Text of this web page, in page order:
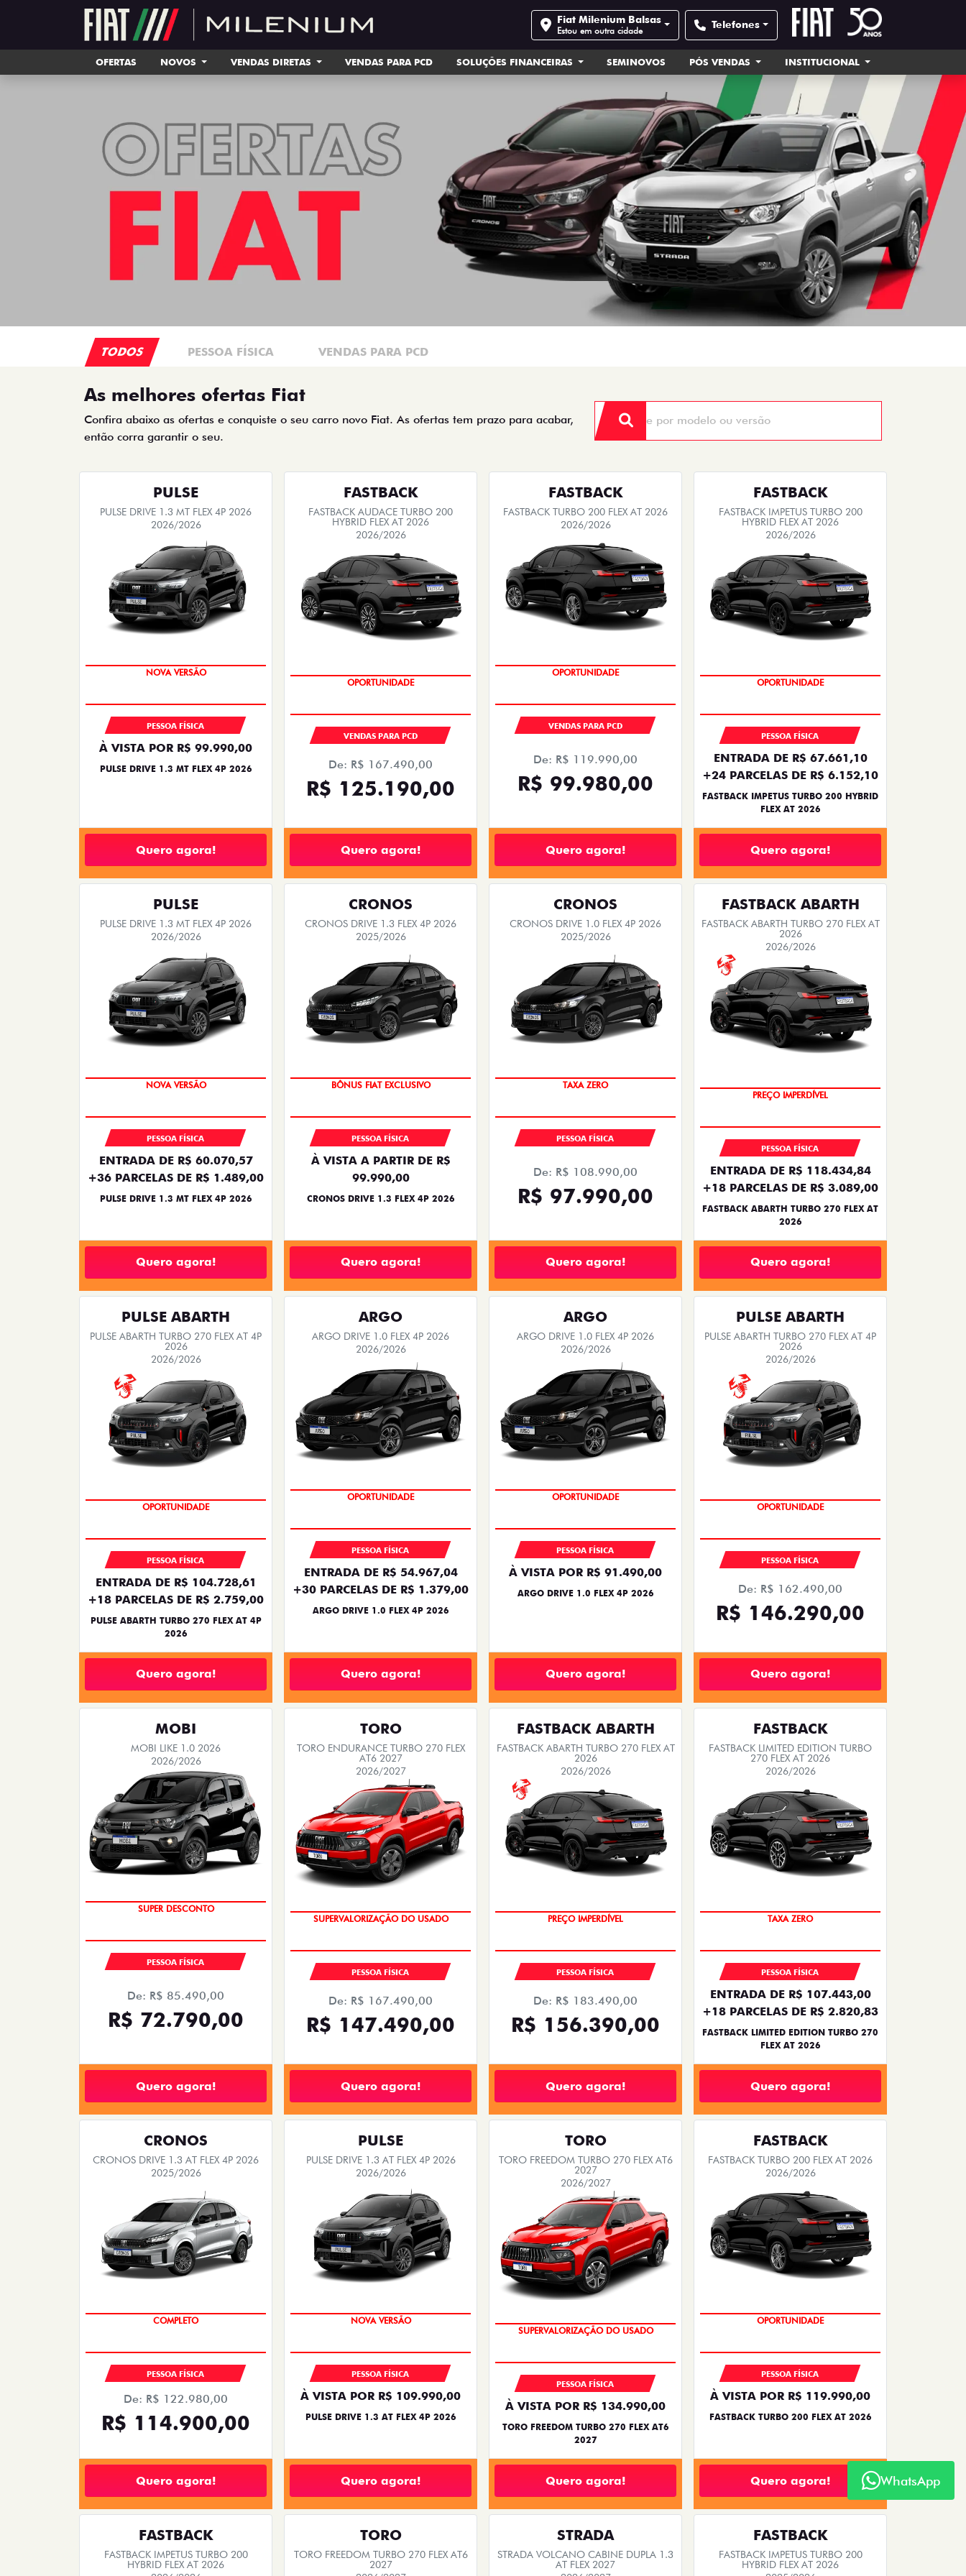
Fiat Milenium Balsas
Estou em outra cidade Telefones
OFERTAS NOVOS VENDAS DIRETAS VENDAS PARA PCD SOLUÇÕES FINANCEIRAS SEMINOVOS PÓS VENDAS INSTITUCIONAL
TODOS PESSOA FÍSICA VENDAS PARA PCD
As melhores ofertas Fiat
Confira abaixo as ofertas e conquiste o seu carro novo Fiat. As ofertas tem prazo para acabar,
então corra garantir o seu.
PULSE
PULSE DRIVE 1.3 MT FLEX 4P 2026
2026/2026
PREÇO IMPERDÍVEL
PESSOA FÍSICA
À VISTA POR R$ 99.990,00
PULSE DRIVE 1.3 MT FLEX 4P 2026
Quero agora!
FASTBACK
FASTBACK AUDACE TURBO 200
HYBRID FLEX AT 2026
2026/2026
OPORTUNIDADE
VENDAS PARA PCD
De: R$ 167.490,00
R$ 125.190,00
Quero agora!
FASTBACK
FASTBACK TURBO 200 FLEX AT 2026
2026/2026
OPORTUNIDADE
VENDAS PARA PCD
De: R$ 119.990,00
R$ 99.980,00
Quero agora!
FASTBACK
FASTBACK IMPETUS TURBO 200
HYBRID FLEX AT 2026
2026/2026
PREÇO IMPERDÍVEL
PESSOA FÍSICA
ENTRADA DE R$ 67.661,10
+24 PARCELAS DE R$ 6.152,10
FASTBACK IMPETUS TURBO 200 HYBRID
FLEX AT 2026
Quero agora!
PULSE
PULSE DRIVE 1.3 MT FLEX 4P 2026
2026/2026
PREÇO IMPERDÍVEL
PESSOA FÍSICA
ENTRADA DE R$ 60.070,57
+36 PARCELAS DE R$ 1.489,00
PULSE DRIVE 1.3 MT FLEX 4P 2026
Quero agora!
CRONOS
CRONOS DRIVE 1.3 FLEX 4P 2026
2025/2026
SUPER DESCONTO
PESSOA FÍSICA
À VISTA A PARTIR DE R$
99.990,00
CRONOS DRIVE 1.3 FLEX 4P 2026
Quero agora!
CRONOS
CRONOS DRIVE 1.0 FLEX 4P 2026
2025/2026
COM USADO NA TROCA
PESSOA FÍSICA
De: R$ 108.990,00
R$ 97.990,00
Quero agora!
FASTBACK ABARTH
FASTBACK ABARTH TURBO 270 FLEX AT
2026
2026/2026
TAXA ZERO
PESSOA FÍSICA
ENTRADA DE R$ 118.434,84
+18 PARCELAS DE R$ 3.089,00
FASTBACK ABARTH TURBO 270 FLEX AT
2026
Quero agora!
PULSE ABARTH
PULSE ABARTH TURBO 270 FLEX AT 4P
2026
2026/2026
TAXA ZERO
PESSOA FÍSICA
ENTRADA DE R$ 104.728,61
+18 PARCELAS DE R$ 2.759,00
PULSE ABARTH TURBO 270 FLEX AT 4P
2026
Quero agora!
ARGO
ARGO DRIVE 1.0 FLEX 4P 2026
2026/2026
BÔNUS DE 6 MIL REAIS
PESSOA FÍSICA
ENTRADA DE R$ 54.967,04
+30 PARCELAS DE R$ 1.379,00
ARGO DRIVE 1.0 FLEX 4P 2026
Quero agora!
ARGO
ARGO DRIVE 1.0 FLEX 4P 2026
2026/2026
BÔNUS DE 6 MIL REAIS
PESSOA FÍSICA
À VISTA POR R$ 91.490,00
ARGO DRIVE 1.0 FLEX 4P 2026
Quero agora!
PULSE ABARTH
PULSE ABARTH TURBO 270 FLEX AT 4P
2026
2026/2026
SAIA DE FIAT 0KM
PESSOA FÍSICA
De: R$ 162.490,00
R$ 146.290,00
Quero agora!
MOBI
MOBI LIKE 1.0 2026
2026/2026
TAXA ZERO
PESSOA FÍSICA
De: R$ 85.490,00
R$ 72.790,00
Quero agora!
TORO
TORO ENDURANCE TURBO 270 FLEX
AT6 2027
2026/2027
COM USADO NA TROCA
PESSOA FÍSICA
De: R$ 167.490,00
R$ 147.490,00
Quero agora!
FASTBACK ABARTH
FASTBACK ABARTH TURBO 270 FLEX AT
2026
2026/2026
SAIA DE FIAT 0KM
PESSOA FÍSICA
De: R$ 183.490,00
R$ 156.390,00
Quero agora!
FASTBACK
FASTBACK LIMITED EDITION TURBO
270 FLEX AT 2026
2026/2026
PREÇO IMPERDÍVEL
PESSOA FÍSICA
ENTRADA DE R$ 107.443,00
+18 PARCELAS DE R$ 2.820,83
FASTBACK LIMITED EDITION TURBO 270
FLEX AT 2026
Quero agora!
CRONOS
CRONOS DRIVE 1.3 AT FLEX 4P 2026
2025/2026
COMPLETO
PESSOA FÍSICA
De: R$ 122.980,00
R$ 114.900,00
Quero agora!
PULSE
PULSE DRIVE 1.3 AT FLEX 4P 2026
2026/2026
PREÇO IMPERDÍVEL
PESSOA FÍSICA
À VISTA POR R$ 109.990,00
PULSE DRIVE 1.3 AT FLEX 4P 2026
Quero agora!
TORO
TORO FREEDOM TURBO 270 FLEX AT6
2027
2026/2027
OPORTUNIDADE
PESSOA FÍSICA
À VISTA POR R$ 134.990,00
TORO FREEDOM TURBO 270 FLEX AT6
2027
Quero agora!
FASTBACK
FASTBACK TURBO 200 FLEX AT 2026
2026/2026
OPORTUNIDADE
PESSOA FÍSICA
À VISTA POR R$ 119.990,00
FASTBACK TURBO 200 FLEX AT 2026
Quero agora!
FASTBACK
FASTBACK IMPETUS TURBO 200
HYBRID FLEX AT 2026
TORO
TORO FREEDOM TURBO 270 FLEX AT6
2027
STRADA
STRADA VOLCANO CABINE DUPLA 1.3
AT FLEX 2027
FASTBACK
FASTBACK IMPETUS TURBO 200
HYBRID FLEX AT 2026
WhatsApp